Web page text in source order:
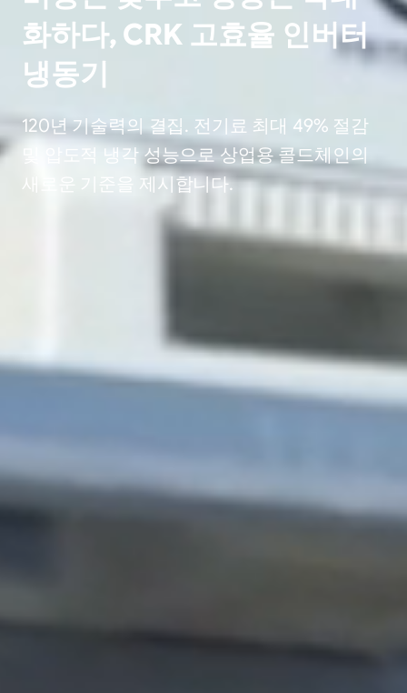
화하다, CRK 고효율 인버터
냉동기
120년 기술력의 결집. 전기료 최대 49% 절감
및 압도적 냉각 성능으로 상업용 콜드체인의
새로운 기준을 제시합니다.